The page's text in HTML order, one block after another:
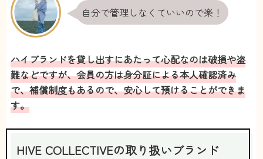
自分で管理しなくていいので楽！
ハイブランドを貸し出すにあたって心配なのは破損や盗
難などですが、会員の方は身分証による本人確認済み
で、補償制度もあるので、安心して預けることができま
す。
HIVE COLLECTIVEの取り扱いブランド